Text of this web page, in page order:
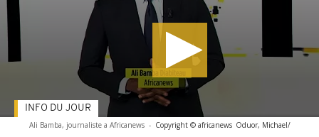
Ali Bamba, journaliste a Africanews - Copyright © africanews Oduor, Michael/
INFO DU JOUR